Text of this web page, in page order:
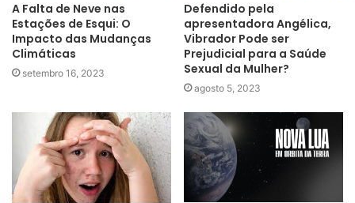
A Falta de Neve nas
Estações de Esqui: O
Impacto das Mudanças
Climáticas
setembro 16, 2023
Defendido pela
apresentadora Angélica,
Vibrador Pode ser
Prejudicial para a Saúde
Sexual da Mulher?
agosto 5, 2023